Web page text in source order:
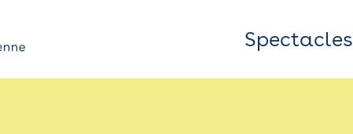
Top
Bar
Spectacles